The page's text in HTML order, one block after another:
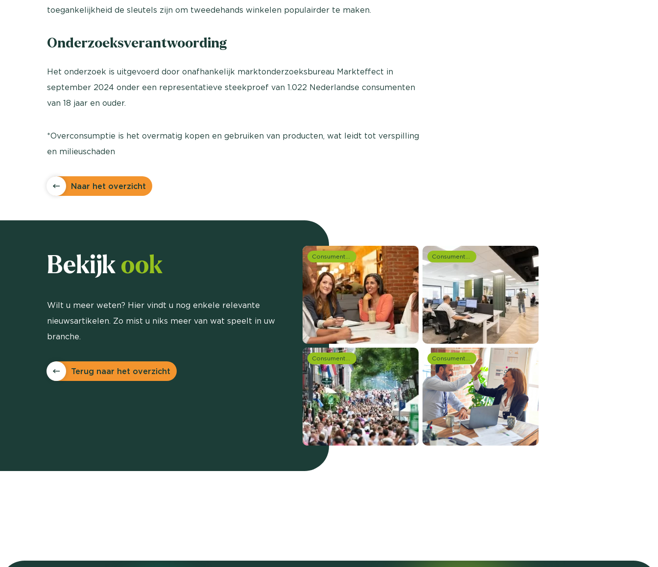
toegankelijkheid de sleutels zijn om tweedehands winkelen populairder te maken.
Onderzoeksverantwoording
Het onderzoek is uitgevoerd door onafhankelijk marktonderzoeksbureau Markteffect in
september 2024 onder een representatieve steekproef van 1.022 Nederlandse consumenten
van 18 jaar en ouder.
*Overconsumptie is het overmatig kopen en gebruiken van producten, wat leidt tot verspilling
en milieuschaden
Naar het overzicht
Bekijkook
Wilt u meer weten? Hier vindt u nog enkele relevante
nieuwsartikelen. Zo mist u niks meer van wat speelt in uw
branche.
Terug naar het overzicht
Consumentenonderzoek Consumentenonderzoek
Consumentenonderzoek Consumentenonderzoek